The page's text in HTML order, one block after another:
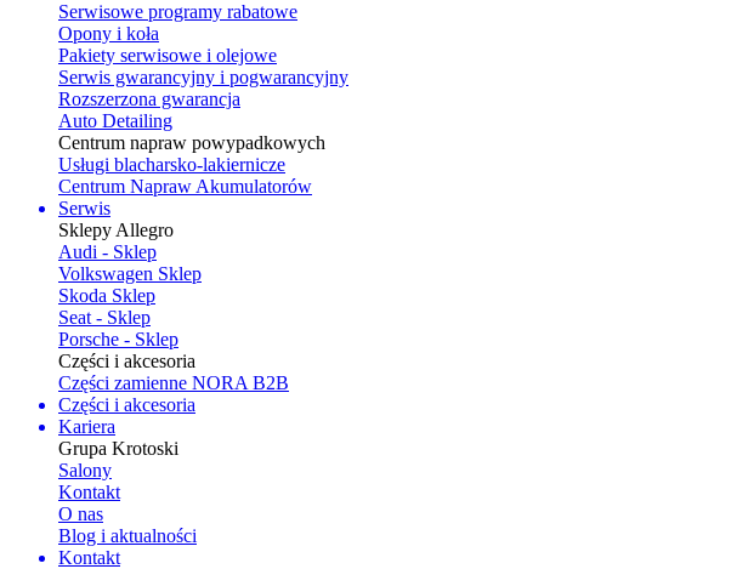
Serwisowe programy rabatowe
Opony i koła
Pakiety serwisowe i olejowe
Serwis gwarancyjny i pogwarancyjny
Rozszerzona gwarancja
Auto Detailing
Centrum napraw powypadkowych
Usługi blacharsko-lakiernicze
Centrum Napraw Akumulatorów
Serwis
Sklepy Allegro
Audi - Sklep
Volkswagen Sklep
Skoda Sklep
Seat - Sklep
Porsche - Sklep
Części i akcesoria
Części zamienne NORA B2B
Części i akcesoria
Kariera
Grupa Krotoski
Salony
Kontakt
O nas
Blog i aktualności
Kontakt